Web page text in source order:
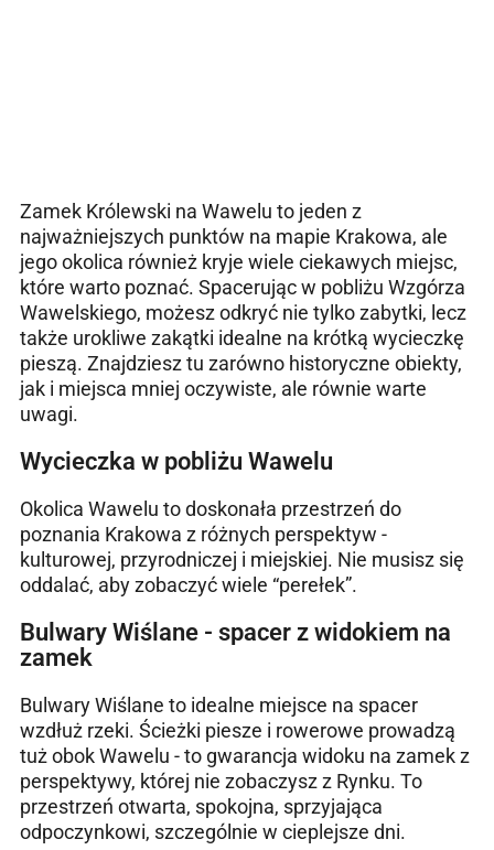
Zamek Królewski na Wawelu to jeden z
najważniejszych punktów na mapie Krakowa, ale
jego okolica również kryje wiele ciekawych miejsc,
które warto poznać. Spacerując w pobliżu Wzgórza
Wawelskiego, możesz odkryć nie tylko zabytki, lecz
także urokliwe zakątki idealne na krótką wycieczkę
pieszą. Znajdziesz tu zarówno historyczne obiekty,
jak i miejsca mniej oczywiste, ale równie warte
uwagi.
Wycieczka w pobliżu Wawelu
Okolica Wawelu to doskonała przestrzeń do
poznania Krakowa z różnych perspektyw -
kulturowej, przyrodniczej i miejskiej. Nie musisz się
oddalać, aby zobaczyć wiele “perełek”.
Bulwary Wiślane - spacer z widokiem na
zamek
Bulwary Wiślane to idealne miejsce na spacer
wzdłuż rzeki. Ścieżki piesze i rowerowe prowadzą
tuż obok Wawelu - to gwarancja widoku na zamek z
perspektywy, której nie zobaczysz z Rynku. To
przestrzeń otwarta, spokojna, sprzyjająca
odpoczynkowi, szczególnie w cieplejsze dni.